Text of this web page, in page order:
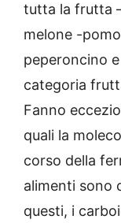
tutta la frutta
melone -
peperoncino
categoria
Fanno
quali la
corso della
alimenti sono
questi, i